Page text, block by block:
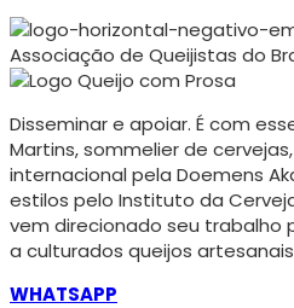
Associação de Queijistas do
Disseminar e apoiar. É com
Martins, sommelier de
internacional pela Doemens
estilos pelo Instituto da
vem direcionado seu trabalho
a culturados queijos
WHATSAPP